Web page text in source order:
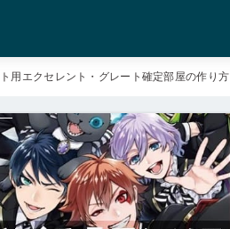
用エクセレント・グレート確定部屋の作り方